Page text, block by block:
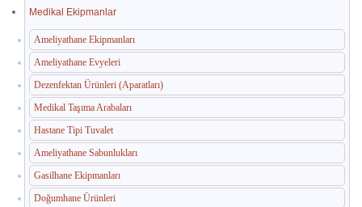
Medikal Ekipmanlar
Ameliyathane Ekipmanları
Ameliyathane Evyeleri
Dezenfektan Ürünleri (Aparatları)
Medikal Taşıma Arabaları
Hastane Tipi Tuvalet
Ameliyathane Sabunlukları
Gasilhane Ekipmanları
Doğumhane Ürünleri